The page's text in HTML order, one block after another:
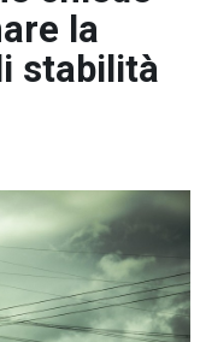
la
stabilità